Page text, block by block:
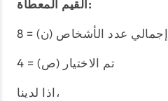
القيم المعطاة:
إجمالي عدد الأشخاص (ن) = 8
تم الاختيار (ص) = 4
اذا لدينا،